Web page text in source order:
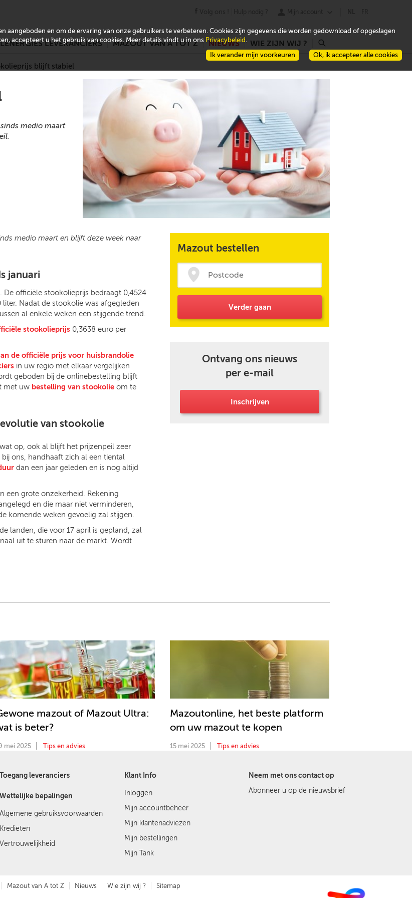
LEVERANCIERS MAZOUT VAN A TOT Z NIEUWS WIE ZIJN WIJ ? r
blijft stabiel
medio maart
medio maart en blijft deze week naar
januari
De officiële stookolieprijs bedraagt 0,4524
Nadat de stookolie was afgegleden
al enkele weken een stijgende trend.
stookolieprijs 0,3638 euro per
de officiële prijs voor huisbrandolie
in uw regio met elkaar vergelijken
geboden bij de onlinebestelling blijft
met uw bestelling van stookolie om te
van stookolie
op, ook al blijft het prijzenpeil zeer
ons, handhaaft zich al een tiental
dan een jaar geleden en is nog altijd
een grote onzekerheid. Rekening
en die maar niet verminderen,
komende weken gevoelig zal stijgen.
landen, die voor 17 april is gepland, zal
uit te sturen naar de markt. Wordt
Mazout bestellen
Verder gaan
Ontvang ons nieuws
per e-mail
Inschrijven
mazout of Mazout Ultra:
is beter?
mei 2025 Tips en advies
Mazoutonline, het beste platform
om uw mazout te kopen
15 mei 2025 Tips en advies
Toegang leveranciers
Wettelijke bepalingen
Algemene gebruiksvoorwaarden
Kredieten
Vertrouwelijkheid
Klant Info
Inloggen
Mijn accountbeheer
Mijn klantenadviezen
Mijn bestellingen
Mijn Tank
Neem met ons contact op
Abonneer u op de nieuwsbrief
Mazout van A tot Z Nieuws Wie zijn wij ? Sitemap
aangeboden en om de ervaring van onze gebruikers te verbeteren. Cookies zijn gegevens die worden gedownload of opgeslagen
accepteert u het gebruik van cookies. Meer details vindt u in ons Privacybeleid .
Ok, ik accepteer alle cookies
Ik verander mijn voorkeuren